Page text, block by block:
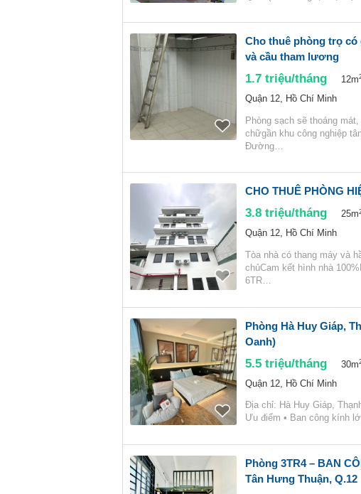
Cho thuê phòng trọ
và cầu tham lương
1.7 triệu/tháng 12m
Quận 12, Hồ Chí Minh
Phòng sạch sẽ thoáng
chữgần khu công nghiệp
Đường…
CHO THUÊ PHÒNG
3.8 triệu/tháng 25m
Quận 12, Hồ Chí Minh
Tòa nhà có thang máy và
chủCam kết hình nhà
6TR…
Phòng Hà Huy Giáp,
Oanh)
5.5 triệu/tháng 30m
Quận 12, Hồ Chí Minh
Địa chỉ: Hà Huy Giáp,
Ưu điểm • Ban công kính
Phòng 3TR4 – BAN
Tân Hưng Thuận, Q.12